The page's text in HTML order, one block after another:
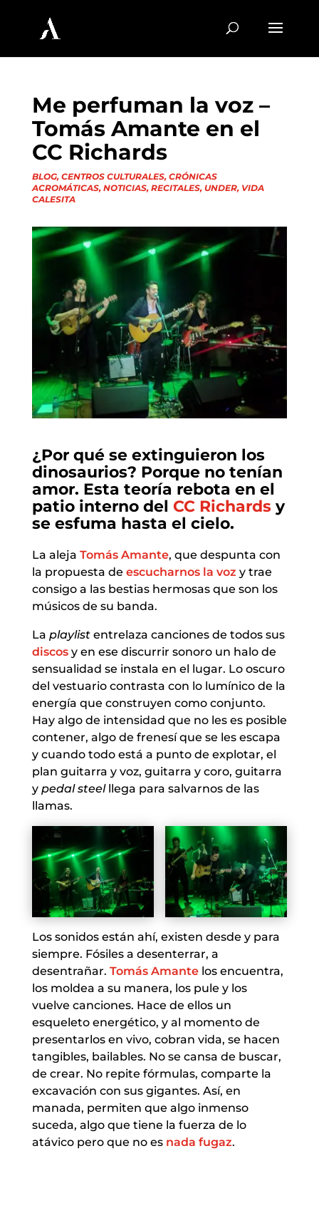
Me perfuman la voz –
Tomás Amante en el
CC Richards
BLOG, CENTROS CULTURALES, CRÓNICAS
ACROMÁTICAS, NOTICIAS, RECITALES, UNDER, VIDA
CALESITA
¿Por qué se extinguieron los
dinosaurios? Porque no tenían
amor. Esta teoría rebota en el
patio interno del CC Richardsy
se esfuma hasta el cielo.
La aleja Tomás Amante, que despunta con
la propuesta de escucharnos la voz y trae
consigo a las bestias hermosas que son los
músicos de su banda.
La playlistentrelaza canciones de todos sus
discosy en ese discurrir sonoro un halo de
sensualidad se instala en el lugar. Lo oscuro
del vestuario contrasta con lo lumínico de la
energía que construyen como conjunto.
Hay algo de intensidad que no les es posible
contener, algo de frenesí que se les escapa
y cuando todo está a punto de explotar, el
plan guitarra y voz, guitarra y coro, guitarra
y pedal steelllega para salvarnos de las
llamas.
Los sonidos están ahí, existen desde y para
siempre. Fósiles a desenterrar, a
desentrañar. Tomás Amantelos encuentra,
los moldea a su manera, los pule y los
vuelve canciones. Hace de ellos un
esqueleto energético, y al momento de
presentarlos en vivo, cobran vida, se hacen
tangibles, bailables. No se cansa de buscar,
de crear. No repite fórmulas, comparte la
excavación con sus gigantes. Así, en
manada, permiten que algo inmenso
suceda, algo que tiene la fuerza de lo
atávico pero que no es nada fugaz.